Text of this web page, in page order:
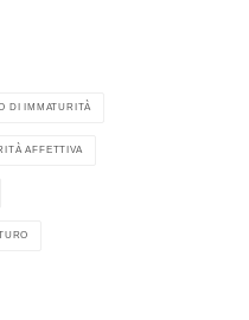
DI IMMATURITÀ
AFFETTIVA